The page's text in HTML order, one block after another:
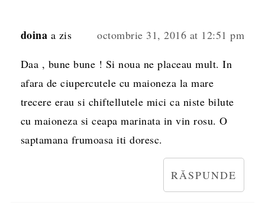
doina a zis octombrie 31, 2016 at 12:51 pm
Daa , bune bune ! Si noua ne placeau mult. In
afara de ciupercutele cu maioneza la mare
trecere erau si chiftellutele mici ca niste bilute
cu maioneza si ceapa marinata in vin rosu. O
saptamana frumoasa iti doresc.
RĂSPUNDE